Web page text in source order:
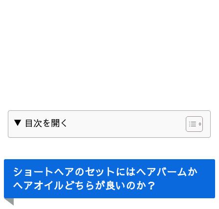
▼ 目次を開く
ショートヘアのセットにはヘアバームか
ヘアオイルどちらが良いのか？